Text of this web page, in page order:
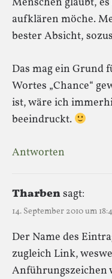
aufklären möche.
bester Absicht,
Das mag ein Grund
Wortes „Chance“
ist, wäre ich
beeindruckt.
Antworten
Tharbensagt:
14. September 2010 um
Der Name des
zugleich Link,
Anführungszeichen